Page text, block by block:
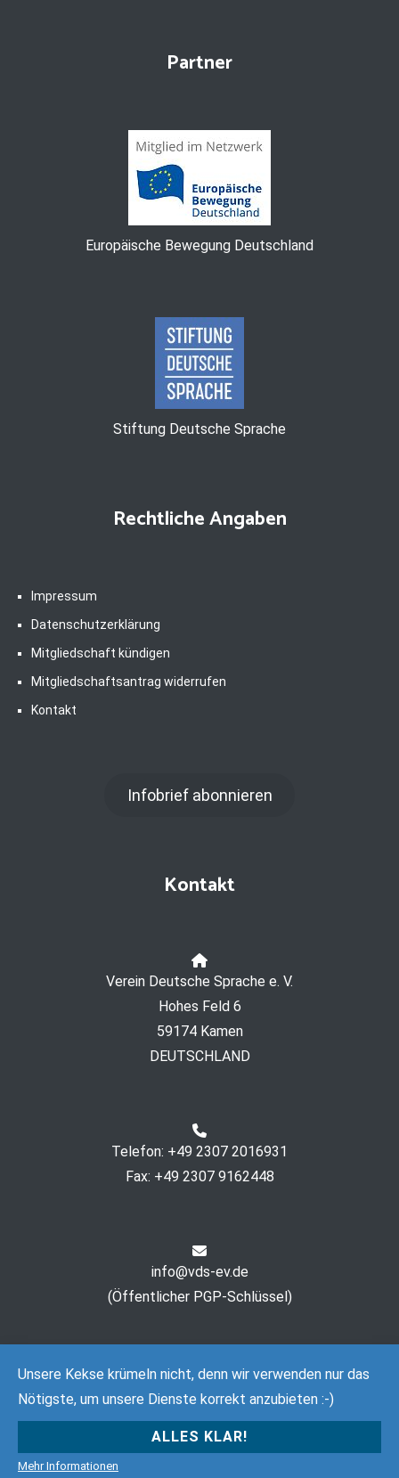
Partner
Europäische Bewegung Deutschland
Stiftung Deutsche Sprache
Rechtliche Angaben
Impressum
Datenschutzerklärung
Mitgliedschaft kündigen
Mitgliedschaftsantrag widerrufen
Kontakt
Infobrief abonnieren
Kontakt
Verein Deutsche Sprache e. V.
Hohes Feld 6
59174 Kamen
DEUTSCHLAND
Telefon: +49 2307 2016931
Fax: +49 2307 9162448
info@vds-ev.de
(Öffentlicher PGP-Schlüssel )
Verein Deutsche Sprache e. V.
reserved. Theme:Cenoteby ThemeGrill. Powered by
WordPress.
Unsere Kekse krümeln nicht, denn wir verwenden nur das
Nötigste, um unsere Dienste korrekt anzubieten :-)
ALLES KLAR!
Mehr Informationen